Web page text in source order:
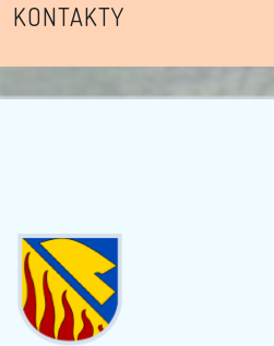
KONTAKTY